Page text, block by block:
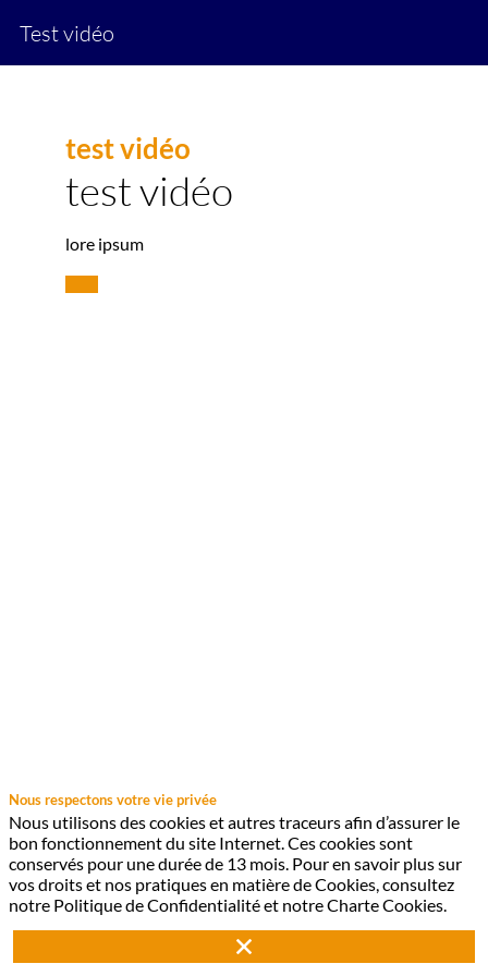
Test vidéo
test vidéo
test vidéo
lore ipsum
Un événement
&
Nous respectons votre vie privée
Nous utilisons des cookies et autres traceurs afin d’assurer le
bon fonctionnement du site Internet. Ces cookies sont
conservés pour une durée de 13 mois. Pour en savoir plus sur
vos droits et nos pratiques en matière de Cookies, consultez
notre Politique de Confidentialité et notre Charte Cookies.